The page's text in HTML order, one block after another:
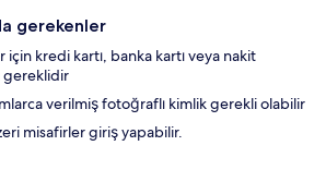
gerekenler
için kredi kartı, banka kartı veya nakit
gereklidir
verilmiş fotoğraflı kimlik gerekli olabilir
misafirler giriş yapabilir.